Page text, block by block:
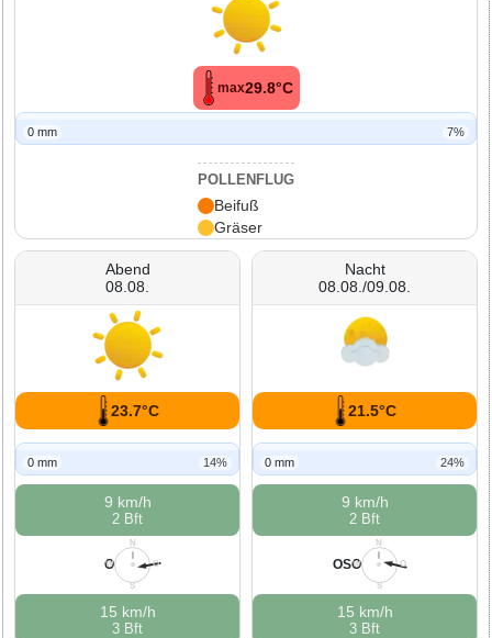
max29.8°C
0 mm 7%
POLLENFLUG
Beifuß
Gräser
Abend
08.08.
23.7°C
0 mm 14%
9 km/h
2 Bft
N
O
S
W
O
15 km/h
3 Bft
Nacht
08.08./09.08.
21.5°C
0 mm 24%
9 km/h
2 Bft
N
O
S
W
OSO
15 km/h
3 Bft